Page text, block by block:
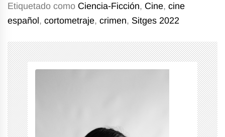
Etiquetado como Ciencia-Ficción, Cine, cine
español, cortometraje, crimen, Sitges 2022